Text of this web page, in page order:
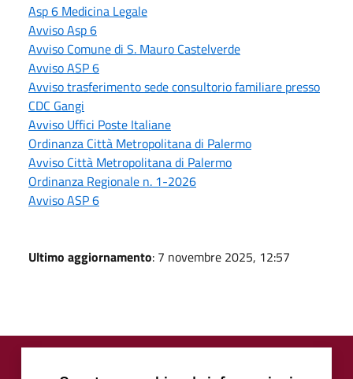
Asp 6 Medicina Legale
Avviso Asp 6
Avviso Comune di S. Mauro Castelverde
Avviso ASP 6
Avviso trasferimento sede consultorio familiare presso
CDC Gangi
Avviso Uffici Poste Italiane
Ordinanza Città Metropolitana di Palermo
Avviso Città Metropolitana di Palermo
Ordinanza Regionale n. 1-2026
Avviso ASP 6
Ultimo aggiornamento: 7 novembre 2025, 12:57